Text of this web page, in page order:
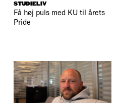
STUDIELIV
Få høj puls med KU til årets
Pride